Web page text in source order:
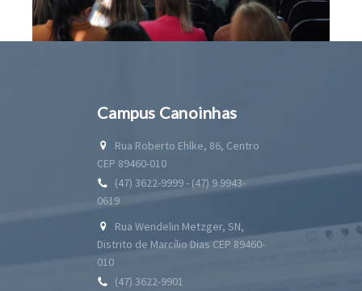
Campus Canoinhas
Rua Roberto Ehlke, 86, Centro
CEP 89460-010
(47) 3622-9999 - (47) 9 9943-
0619
Rua Wendelin Metzger, SN,
Distrito de Marcílio Dias CEP 89460-
010
(47) 3622-9901